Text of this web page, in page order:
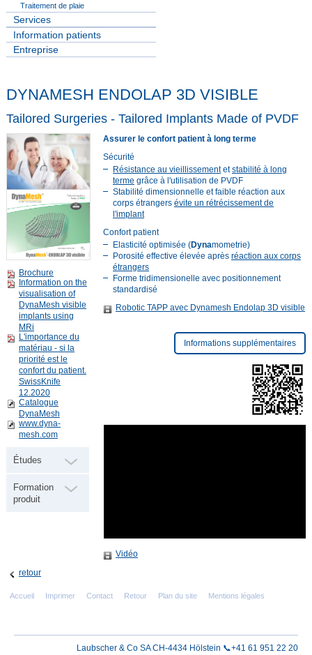
Traitement de plaie
Services
Information patients
Entreprise
DYNAMESH ENDOLAP 3D VISIBLE
Tailored Surgeries - Tailored Implants Made of PVDF
Brochure
Information on the
visualisation of
DynaMesh visible
implants using
MRi
L'importance du
matériau - si la
priorité est le
confort du patient.
SwissKnife
12.2020
Catalogue
DynaMesh
www.dyna-
mesh.com
Études
Formation
produit
Assurer le confort patient à long terme
Sécurité
Résistance au vieillissementetstabilité à long
terme grâce à l'utilisation de PVDF
Stabilité dimensionnelle et faible réaction aux
corps étrangers évite un rétrécissement de
l'implant
Confort patient
Elasticité optimisée (Dynamometrie)
Porosité effective élevée après réaction aux corps
étrangers
Forme tridimensionelle avec positionnement
standardisé
Robotic TAPP avec Dynamesh Endolap 3D visible
Informations supplémentaires
Vidéo
retour
Accueil Imprimer Contact Retour Plan du site Mentions légales
Laubscher & Co SA CH-4434 Hölstein 📞+41 61 951 22 20